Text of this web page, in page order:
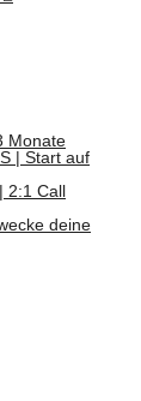
Monate
| Start auf
2:1 Call
deine